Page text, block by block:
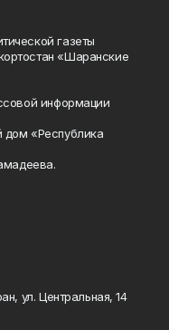
газеты
«Шаранские
информации
дом «Республика
ул. Центральная, 14